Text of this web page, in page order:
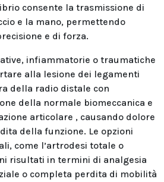
consente la trasmissione di
e la mano, permettendo
e di forza.
infiammatorie o traumatiche
alla lesione dei legamenti
della radio distale con
della normale biomeccanica e
articolare , causando dolore
della funzione. Le opzioni
come l’artrodesi totale o
risultati in termini di analgesia
o completa perdita di mobilità